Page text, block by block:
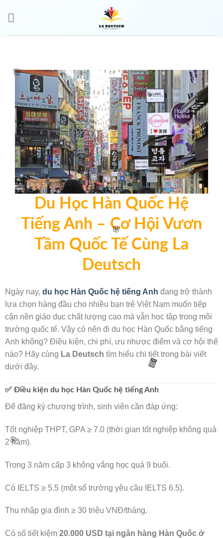
🧧
🌸
🌸
Du Học Hàn Quốc Hệ
Tiếng Anh – Cơ Hội Vươn
Tầm Quốc Tế Cùng La
Deutsch
Ngày nay, du học Hàn Quốc hệ tiếng Anh đang trở thành
lựa chọn hàng đầu cho nhiều bạn trẻ Việt Nam muốn tiếp
cận nền giáo dục chất lượng cao mà vẫn học tập trong môi
trường quốc tế. Vậy có nên đi du học Hàn Quốc bằng tiếng
Anh không? Điều kiện, chi phí, ưu nhược điểm và cơ hội thế
nào? Hãy cùng La Deutsch tìm hiểu chi tiết trong bài viết
dưới đây.
✅ Điều kiện du học Hàn Quốc hệ tiếng Anh
Để đăng ký chương trình, sinh viên cần đáp ứng:
Tốt nghiệp THPT, GPA ≥ 7.0 (thời gian tốt nghiệp không quá
2 năm).
Trong 3 năm cấp 3 không vắng học quá 9 buổi.
Có IELTS ≥ 5.5 (một số trường yêu cầu IELTS 6.5).
Thu nhập gia đình ≥ 30 triệu VNĐ/tháng.
Có sổ tiết kiệm 20.000 USD tại ngân hàng Hàn Quốc ở